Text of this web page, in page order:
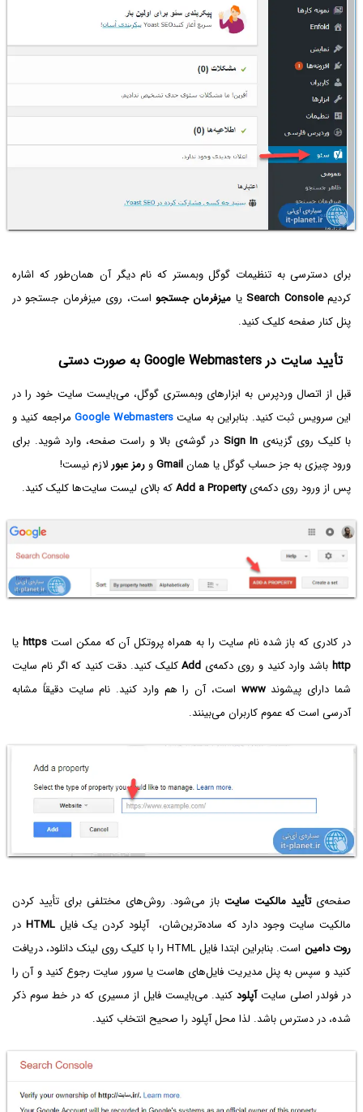
برای دسترسی به تنظیمات گوگل وبمستر که نام دیگر آن همان‌طور که اشاره
کردیمSearch Console یا میزفرمان جستجو است، روی میزفرمان جستجو در
پنل کنار صفحه کلیک کنید.
تأیید سایت در Google Webmasters به صورت دستی
قبل از اتصال وردپرس به ابزارهای وبمستری گوگل، می‌بایست سایت خود را در
این سرویس ثبت کنید. بنابراین به سایتGoogle Webmastersمراجعه کنید و
با کلیک روی گزینه‌ی Sign In در گوشه‌ی بالا و راست صفحه، وارد شوید. برای
ورود چیزی به جز حساب گوگل یا همانGmailو رمز عبور لازم نیست!
پس از ورود روی دکمه‌یAdd a Propertyکه بالای لیست سایت‌ها کلیک کنید.
در کادری که باز شده نام سایت را به همراه پروتکل آن که ممکن استhttps یا
httpباشد وارد کنید و روی دکمه‌ی Addکلیک کنید. دقت کنید که اگر نام سایت
شما دارای پیشوندwww است، آن را هم وارد کنید. نام سایت دقیقاً مشابه
آدرسی است که عموم کاربران می‌بینند.
صفحه‌یتأیید مالکیت سایت باز می‌شود. روش‌های مختلفی برای تأیید کردن
مالکیت سایت وجود دارد که ساده‌ترین‌شان، آپلود کردن یک فایل HTML در
روت دامین
است. بنابراین ابتدا فایل HTML را با کلیک روی لینک دانلود، دریافت
کنید و سپس به پنل مدیریت فایل‌های هاست یا سرور سایت رجوع کنید و آن را
در فولدر اصلی سایتآپلودکنید. می‌بایست فایل از مسیری که در خط سوم ذکر
شده، در دسترس باشد. لذا محل آپلود را صحیح انتخاب کنید.